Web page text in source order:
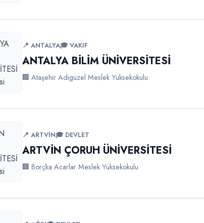
📍 ANTALYA🎓 VAKIF
ANTALYA BİLİM ÜNİVERSİTESİ
🏢 Ataşehir Adıgüzel Meslek Yüksekokulu
📍 ARTVİN🎓 DEVLET
ARTVİN ÇORUH ÜNİVERSİTESİ
🏢 Borçka Acarlar Meslek Yüksekokulu